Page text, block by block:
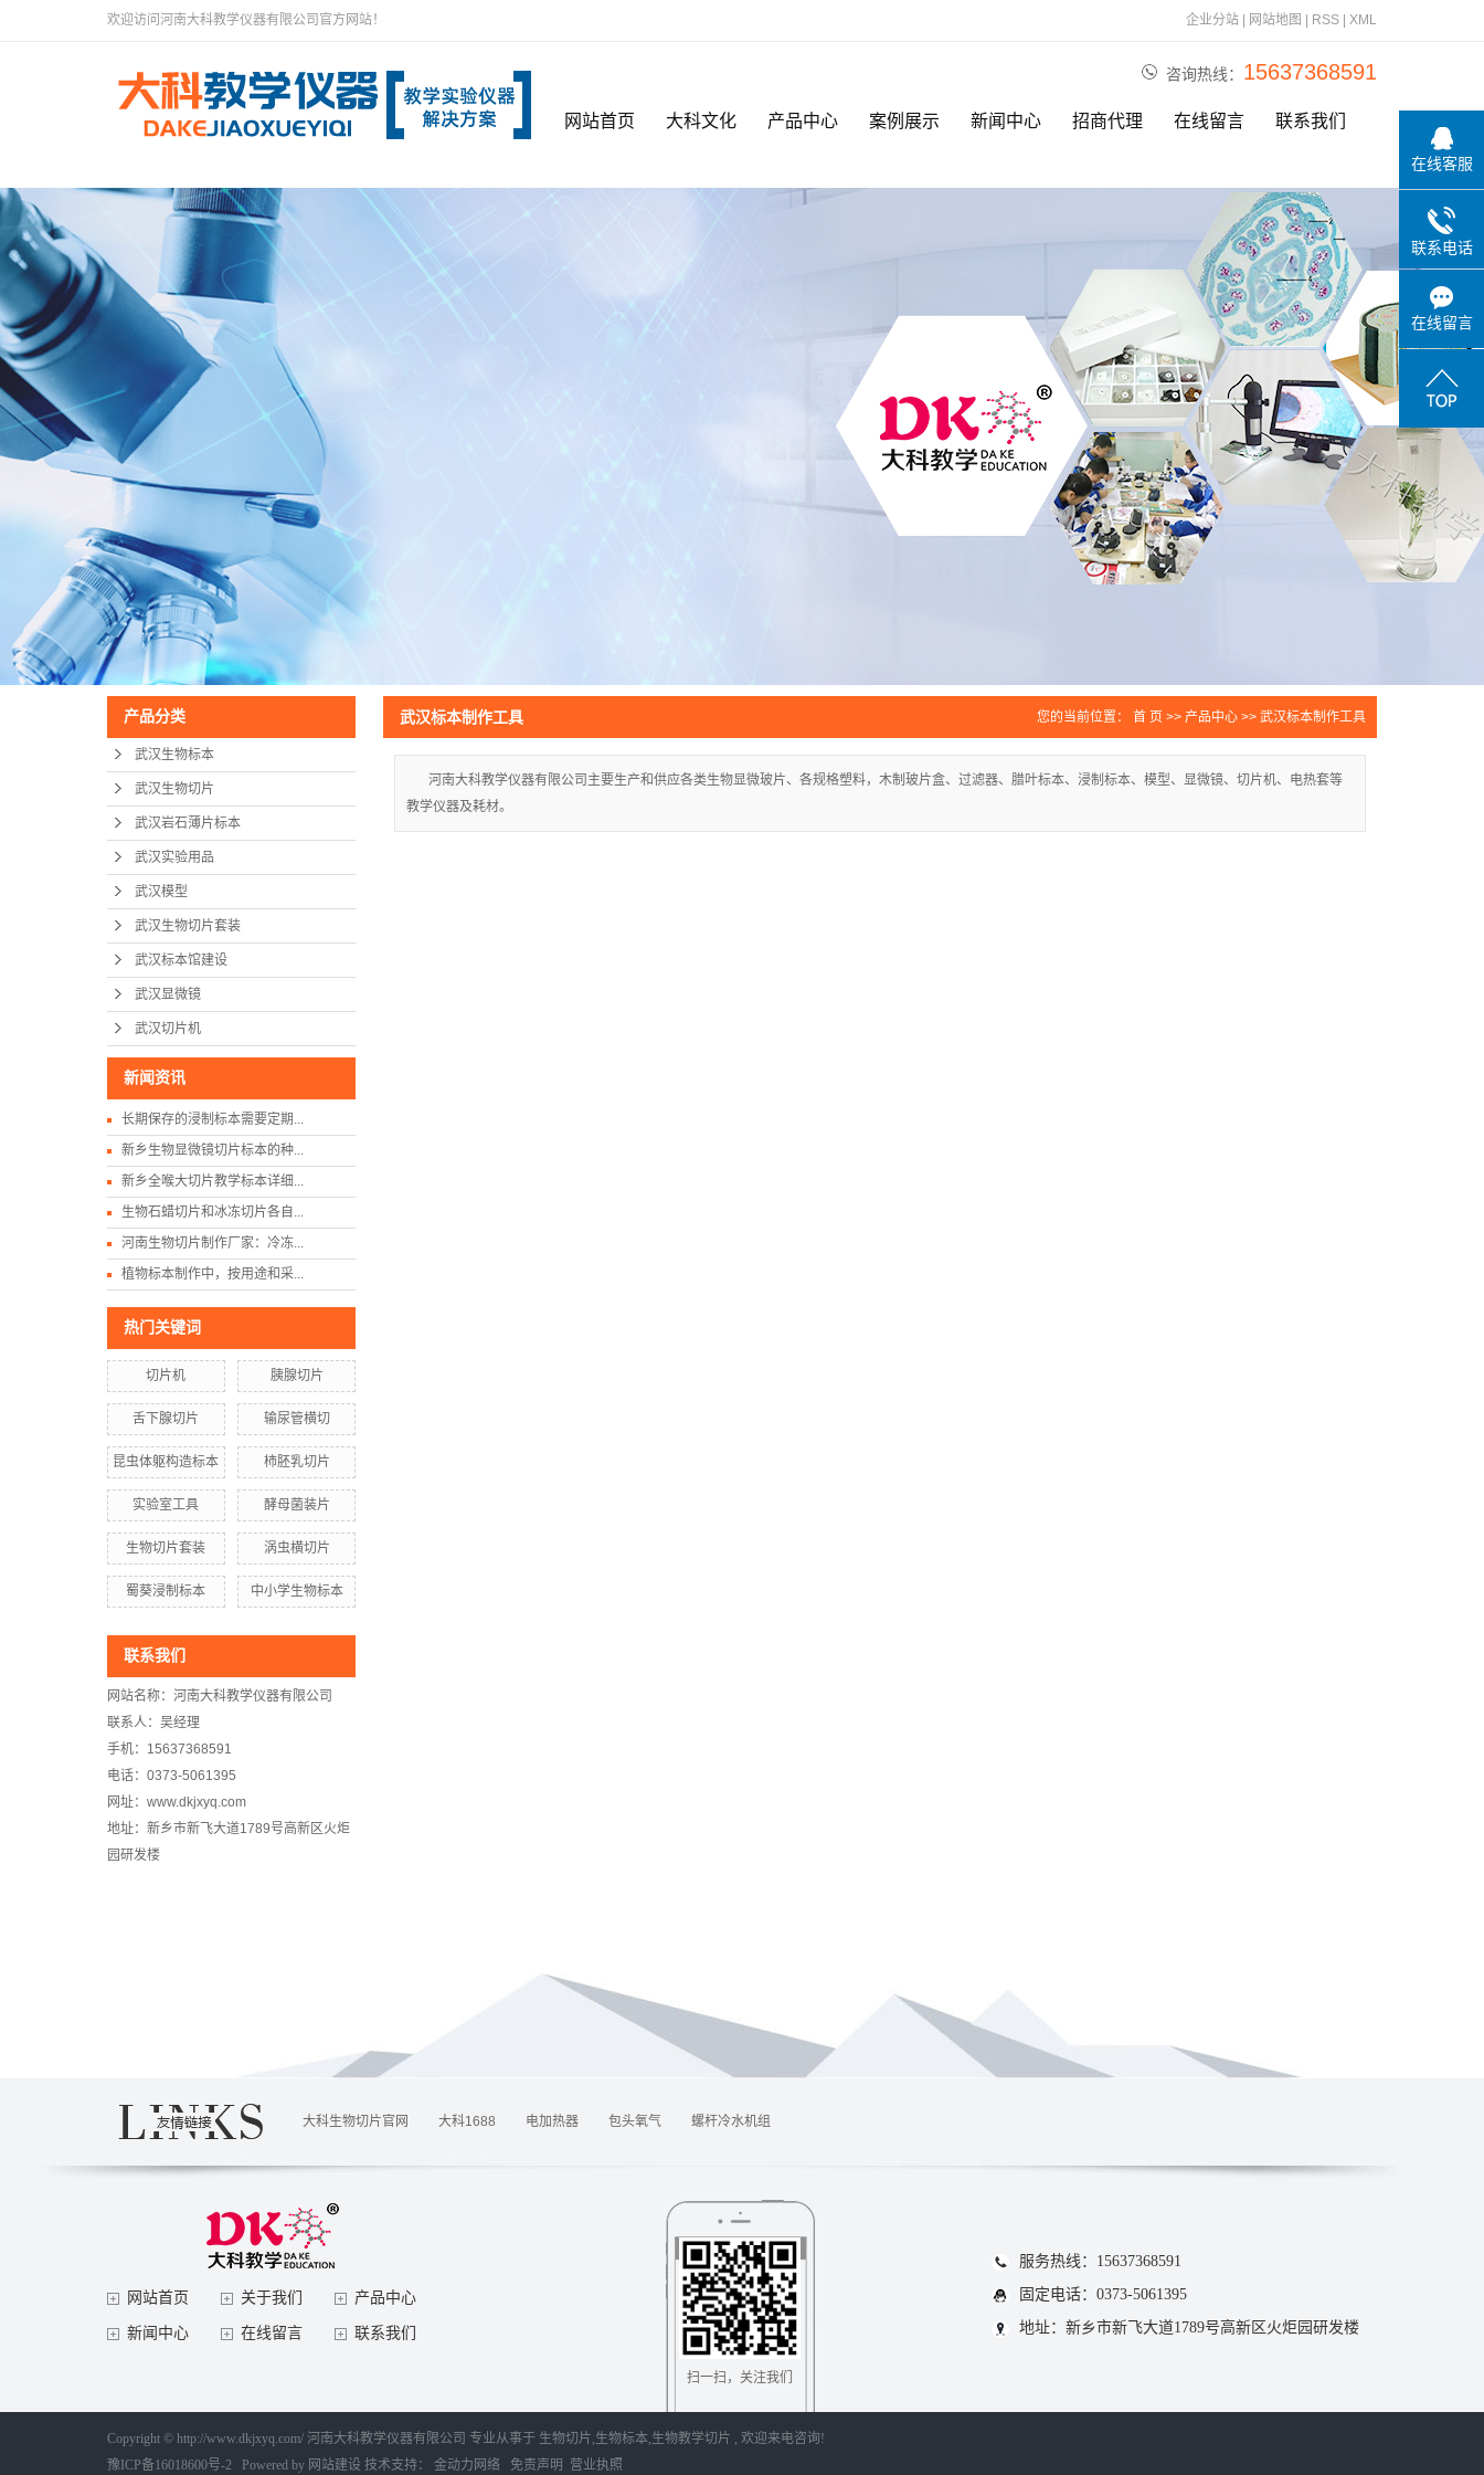
欢迎访问河南大科教学仪器有限公司官方网站！ 企业分站 网站地图 RSS XML
咨询热线： 15637368591
网站首页 大科文化 产品中心
武汉标本馆建
武汉切片机
案例展示 新闻中心 招商代理 在线留言 联系我们
产品分类
武汉生物标本
武汉生物切片
武汉岩石薄片标本
武汉实验用品
武汉模型
武汉生物切片套装
武汉标本馆建设
武汉显微镜
武汉切片机
新闻资讯
长期保存的浸制标本需要定期...
新乡生物显微镜切片标本的种...
新乡全喉大切片教学标本详细...
生物石蜡切片和冰冻切片各自...
河南生物切片制作厂家：冷冻...
植物标本制作中，按用途和采...
热门关键词
切片机 胰腺切片
舌下腺切片 输尿管横切
昆虫体躯构造标本 柿胚乳切片
实验室工具 酵母菌装片
生物切片套装 涡虫横切片
蜀葵浸制标本 中小学生物标本
联系我们
网站名称：河南大科教学仪器有限公司
联系人：吴经理
手机：15637368591
电话：0373-5061395
网址：www.dkjxyq.com
地址：新乡市新飞大道1789号高新区火炬
园研发楼
武汉标本制作工具 您的当前位置： 首 页 >> 产品中心 >> 武汉标本制作工具
河南大科教学仪器有限公司主要生产和供应各类生物显微玻片、各规格塑料，木制玻片盒、过滤器、腊叶标本、浸制标本、模型、显微镜、切片机、电热套等
教学仪器及耗材。
大科生物切片官网 大科1688 电加热器 包头氧气 螺杆冷水机组
网站首页 关于我们 产品中心
新闻中心 在线留言 联系我们
扫一扫，关注我们
服务热线：15637368591
固定电话：0373-5061395
地址：新乡市新飞大道1789号高新区火炬园研发楼
Copyright © http://www.dkjxyq.com/ 河南大科教学仪器有限公司 专业从事于 生物切片,生物标本,生物教学切片 , 欢迎来电咨询!
豫ICP备16018600号-2 Powered by 网站建设 技术支持： 金动力网络 免责声明 营业执照
在线客服
联系电话
在线留言